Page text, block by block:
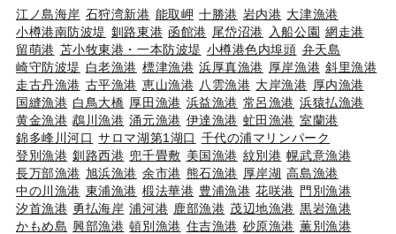
江ノ島海岸 石狩湾新港 能取岬 十勝港 岩内港 大津漁港
小樽港南防波堤 釧路東港 函館港 尾岱沼港 入船公園 網走港
留萌港 苫小牧東港・一本防波堤 小樽港色内埠頭 弁天島
崎守防波堤 白老漁港 標津漁港 浜厚真漁港 厚岸漁港 斜里漁港
走古丹漁港 古平漁港 恵山漁港 八雲漁港 大岸漁港 厚内漁港
国縫漁港 白鳥大橋 厚田漁港 浜益漁港 常呂漁港 浜猿払漁港
黄金漁港 鵡川漁港 涌元漁港 伊達漁港 虻田漁港 室蘭港
錦多峰川河口 サロマ湖第1湖口 千代の浦マリンパーク
登別漁港 釧路西港 兜千畳敷 美国漁港 紋別港 幌武意漁港
長万部漁港 旭浜漁港 余市港 熊石漁港 厚岸湖 高島漁港
中の川漁港 東浦漁港 椴法華港 豊浦漁港 花咲港 門別漁港
汐首漁港 勇払海岸 浦河港 鹿部漁港 茂辺地漁港 黒岩漁港
かもめ島 興部漁港 頓別漁港 住吉漁港 砂原漁港 薫別漁港